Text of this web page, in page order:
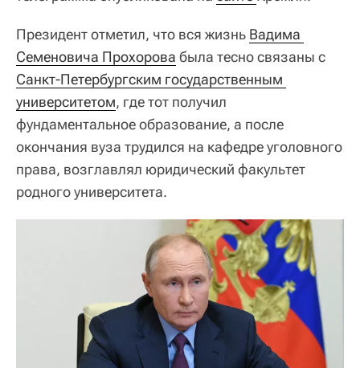
Президент отметил, что вся жизнь Вадима
Семеновича Прохорова была тесно связаны с
Санкт-Петербургским государственным
университетом, где тот получил
фундаментальное образование, а после
окончания вуза трудился на кафедре уголовного
права, возглавлял юридический факультет
родного университета.